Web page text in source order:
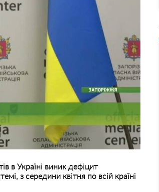
в Україні виник дефіцит
з середини квітня по всій країні